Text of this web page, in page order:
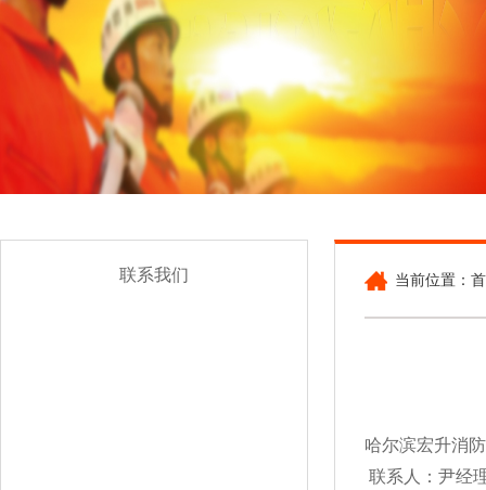
联系我们 当前位置：
哈尔滨宏升消
联系人：尹经